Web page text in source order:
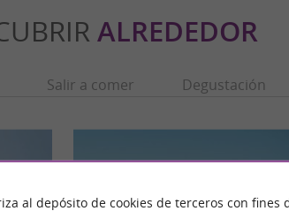
ALREDEDOR
Salir a comer Degustación
al depósito de cookies de terceros con fines